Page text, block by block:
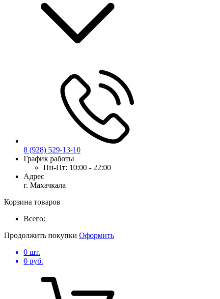
8 (928) 529-13-10
График работы
Пн-Пт: 10:00 - 22:00
Адрес
г. Махачкала
Корзина товаров
Всего:
Продолжить покупки Оформить
0 шт.
0 руб.